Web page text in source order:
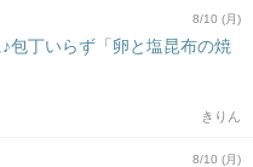
8/10 (月)
包丁いらず「卵と塩昆布の焼
きりん
8/10 (月)